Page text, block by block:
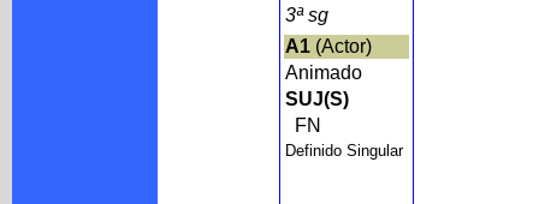
3ª sg
A1(Actor)
Animado
SUJ(S)
FN
Definido Singular